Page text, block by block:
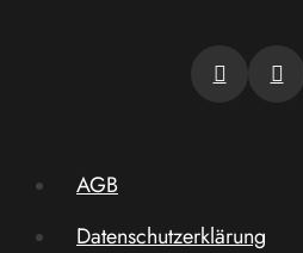
AGB
Datenschutzerklärung